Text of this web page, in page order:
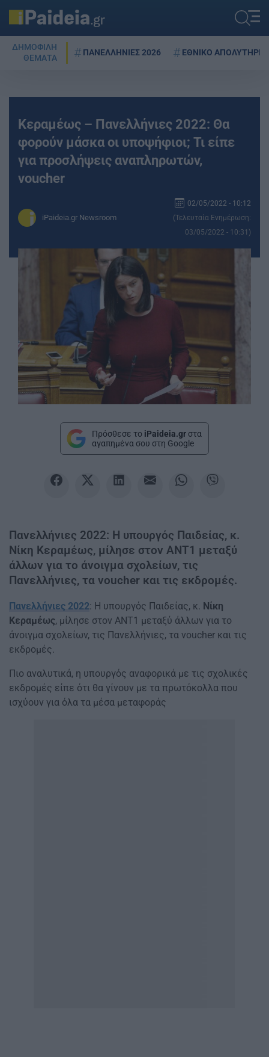
ΔΗΜΟΦΙΛΗ
ΘΕΜΑΤΑ
ΠΑΝΕΛΛΗΝΙΕΣ 2026 ΕΘΝΙΚΟ ΑΠΟΛΥΤΗΡΙΟ
Κεραμέως – Πανελλήνιες 2022: Θα
φορούν μάσκα οι υποψήφιοι; Τι είπε
για προσλήψεις αναπληρωτών,
voucher
iPaideia.gr Newsroom
02/05/2022 - 10:12
(Τελευταία Ενημέρωση:
03/05/2022 - 10:31)
Πρόσθεσε το iPaideia.gr στα
αγαπημένα σου στη Google
Πανελλήνιες 2022: Η υπουργός Παιδείας, κ.
Νίκη Κεραμέως, μίλησε στον ΑΝΤ1 μεταξύ
άλλων για το άνοιγμα σχολείων, τις
Πανελλήνιες, τα voucher και τις εκδρομές.
Πανελλήνιες 2022: Η υπουργός Παιδείας, κ. Νίκη
Κεραμέως, μίλησε στον ΑΝΤ1 μεταξύ άλλων για το
άνοιγμα σχολείων, τις Πανελλήνιες, τα voucher και τις
εκδρομές.
Πιο αναλυτικά, η υπουργός αναφορικά με τις σχολικές
εκδρομές είπε ότι θα γίνουν με τα πρωτόκολλα που
ισχύουν για όλα τα μέσα μεταφοράς